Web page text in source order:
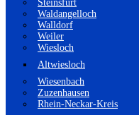
Steinsfurt
Waldangelloch
Walldorf
Weiler
Wiesloch
Altwiesloch
Wiesenbach
Zuzenhausen
Rhein-Neckar-Kreis